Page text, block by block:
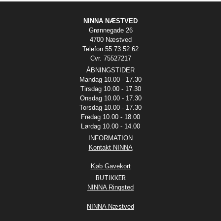
NINNA NÆSTVED
Grønnegade 26
4700 Næstved
Telefon 55 73 52 62
Cvr. 75527217
ÅBNINGSTIDER
Mandag 10.00 - 17.30
Tirsdag 10.00 - 17.30
Onsdag 10.00 - 17.30
Torsdag 10.00 - 17.30
Fredag 10.00 - 18.00
Lørdag 10.00 - 14.00
INFORMATION
Kontakt NINNA
Køb Gavekort
BUTIKKER
NINNA Ringsted
NINNA Næstved